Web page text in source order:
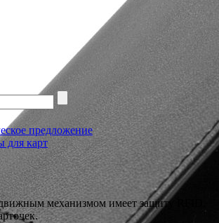
предложение
для карт
механизмом имеет защиту RFID.